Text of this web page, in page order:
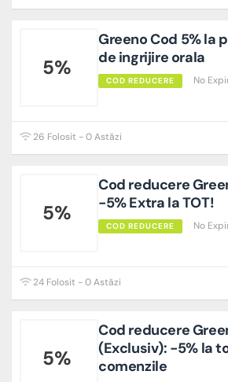
5%
Greeno Cod 5% la
de ingrijire orala
COD REDUCERE No
26 Folosit - 0 Astăzi
5%
Cod reducere
-5% Extra la TOT!
COD REDUCERE No
24 Folosit - 0 Astăzi
5%
Cod reducere
(Exclusiv): -5% la
comenzile